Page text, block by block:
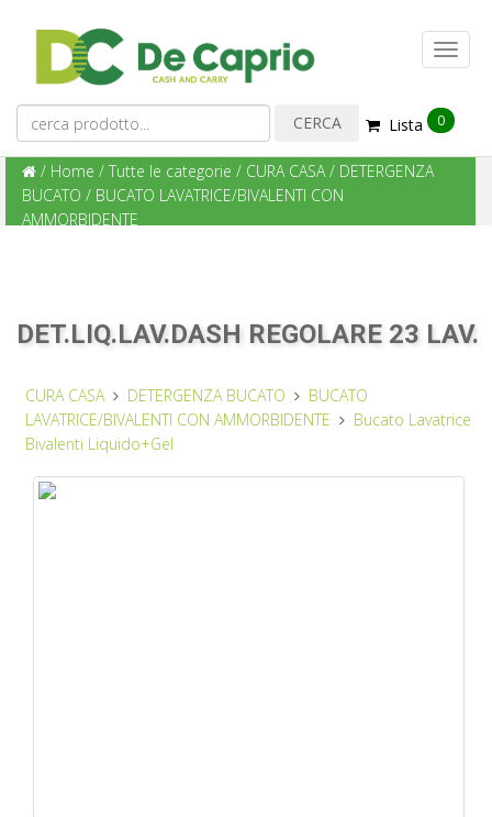
Lista 0
/ Home / Tutte le categorie / CURA CASA/ DETERGENZA
BUCATO / BUCATO LAVATRICE/BIVALENTI CON
AMMORBIDENTE
DET.LIQ.LAV.DASH REGOLARE 23 LAV.
CURA CASA DETERGENZA BUCATO
BUCATO
LAVATRICE/BIVALENTI CON AMMORBIDENTE
Bucato Lavatrice
Bivalenti Liquido+Gel